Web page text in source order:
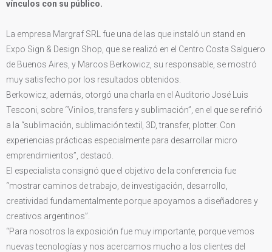
vínculos con su público.
La empresa Margraf SRL fue una de las que instaló un stand en
Expo Sign & Design Shop, que se realizó en el Centro Costa Salguero
de Buenos Aires, y Marcos Berkowicz, su responsable, se mostró
muy satisfecho por los resultados obtenidos.
Berkowicz, además, otorgó una charla en el Auditorio José Luis
Tesconi, sobre “Vinilos, transfers y sublimación”, en el que se refirió
a la “sublimación, sublimación textil, 3D, transfer, plotter. Con
experiencias prácticas especialmente para desarrollar micro
emprendimientos”, destacó.
El especialista consignó que el objetivo de la conferencia fue
“mostrar caminos de trabajo, de investigación, desarrollo,
creatividad fundamentalmente porque apoyamos a diseñadores y
creativos argentinos”.
“Para nosotros la exposición fue muy importante, porque vemos
nuevas tecnologías y nos acercamos mucho a los clientes del